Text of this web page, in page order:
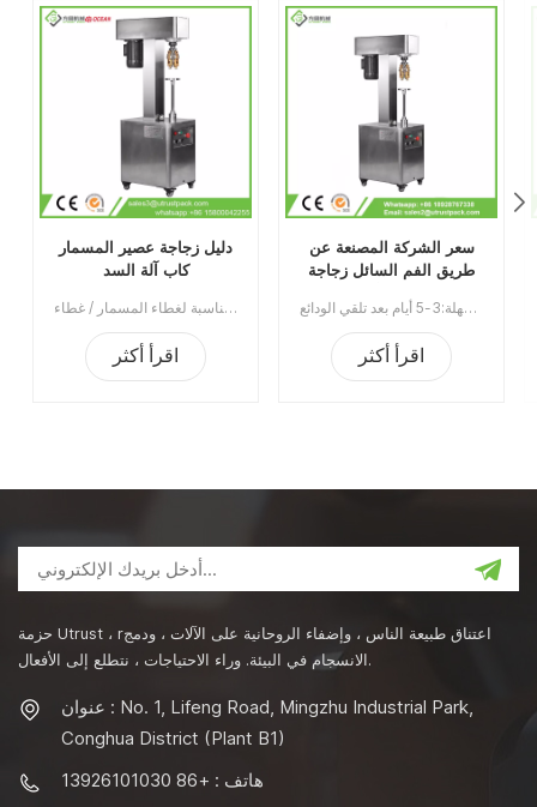
دليل زجاجة عصير المسمار
كاب آلة السد
آلة تغطية الغطاء اللولبي اليدوي مناسبة لغطاء المسمار / غطاء Ropp / ختم غطاء العقص على الزجاجة / الزجاجة البلاستيكية. يستخدم على نطاق واسع في صناعات النبيذ والشراب والسائل الفموي ومبيدات الآفات.رقم الصنف:UT1BSG4سعر:1540نطاق السعر:4 ~ 5/1360 دولارًانطاق السعر:2 ~ 3/1430 دولارالحد الأدنى للطلب:1قسط:TTميناء الشحن:قوانغتشوالمنطقة الأصلية:قوانغتشو، الصينمهلة:15 يوما بعد تلقي الودائع
اقرأ أكثر
سعر الشركة المصنعة عن
طريق الفم السائل زجاجة
إن آلة وضع غطاء الزجاجات الشفوية من الشركة المصنعة هي عبارة عن معدات السد المصنوعة من الألومنيوم ضد السرقة للزجاجات البلاستيكية عالية الجودة والزجاجات الزجاجية. يستخدم على نطاق واسع في صناعة المواد الغذائية والصناعات الكيماوية والصناعات الطبية والصيدلانية.الحد الأدنى للطلب:1قسط:تي / تميناء الشحن:قوانغتشوالمنطقة الأصلية:الصينمهلة:3-5 أيام بعد تلقي الودائع
اقرأ أكثر
حزمة Utrust ، rاعتناق طبيعة الناس ، وإضفاء الروحانية على الآلات ، ودمج
الانسجام في البيئة. وراء الاحتياجات ، نتطلع إلى الأفعال.
عنوان : No. 1, Lifeng Road, Mingzhu Industrial Park,
Conghua District (Plant B1)
هاتف : +86 13926101030